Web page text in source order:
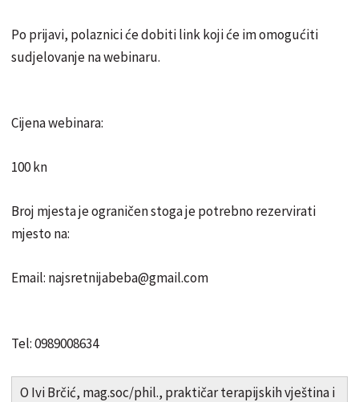
Po prijavi, polaznici će dobiti link koji će im omogućiti
sudjelovanje na webinaru.
Cijena webinara:
100 kn
Broj mjesta je ograničen stoga je potrebno rezervirati
mjesto na:
Email: najsretnijabeba@gmail.com
Tel: 0989008634
O Ivi Brčić, mag.soc/phil., praktičar terapijskih vještina i